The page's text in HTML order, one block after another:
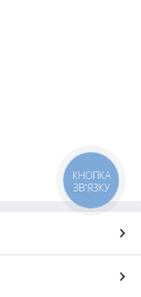
КНОПКА
ЗВ'ЯЗКУ